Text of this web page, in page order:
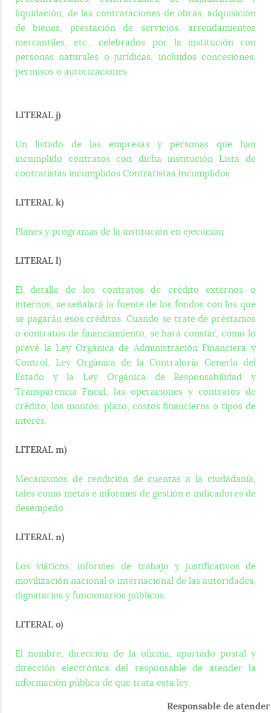
liquidación, de las contrataciones de obras, adquisición
de bienes, prestación de servicios, arrendamientos
mercantiles, etc., celebrados por la institución con
personas naturales o jurídicas, incluidos concesiones,
permisos o autorizaciones.
LITERAL j)
Un listado de las empresas y personas que han
incumplido contratos con dicha institución Lista de
contratistas incumplidos Contratistas Incumplidos
LITERAL k)
Planes y programas de la institución en ejecución
LITERAL l)
El detalle de los contratos de crédito externos o
internos; se señalará la fuente de los fondos con los que
se pagarán esos créditos. Cuando se trate de préstamos
o contratos de financiamiento, se hará constar, como lo
prevé la Ley Orgánica de Administración Financiera y
Control, Ley Orgánica de la Contraloría Generla del
Estado y la Ley Orgánica de Responsabilidad y
Transparencia Fiscal, las operaciones y contratos de
crédito, los montos, plazo, costos financieros o tipos de
interés.
LITERAL m)
Mecanismos de rendición de cuentas a la ciudadanía,
tales como metas e informes de gestión e indicadores de
desempeño.
LITERAL n)
Los viáticos, informes de trabajo y justificativos de
movilización nacional o internacional de las autoridades,
dignatarios y funcionarios públicos.
LITERAL o)
El nombre, dirección de la oficina, apartado postal y
dirección electrónica del responsable de atender la
información pública de que trata esta ley.
Responsable de